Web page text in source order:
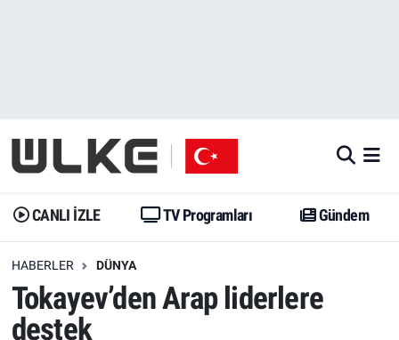
CANLI İZLE TV Programları Gündem
HABERLER DÜNYA
Tokayev’den Arap liderlere
destek
Gündem
Dünya
Erişim Bilgileri
Gündem
Trend
Erişim Bilgileri
İstanbul Namaz Vakitleri
Trafik Durumu
Erişim Bilgileri